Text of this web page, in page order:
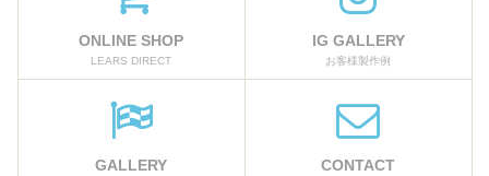
ONLINE SHOP
LEARS DIRECT
IG GALLERY
お客様製作例
GALLERY CONTACT